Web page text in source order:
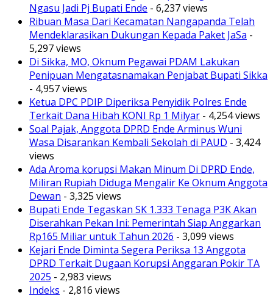
Ngasu Jadi Pj Bupati Ende - 6,237 views
Ribuan Masa Dari Kecamatan Nangapanda Telah
Mendeklarasikan Dukungan Kepada Paket JaSa -
5,297 views
Di Sikka, MO, Oknum Pegawai PDAM Lakukan
Penipuan Mengatasnamakan Penjabat Bupati Sikka
- 4,957 views
Ketua DPC PDIP Diperiksa Penyidik Polres Ende
Terkait Dana Hibah KONI Rp 1 Milyar - 4,254 views
Soal Pajak, Anggota DPRD Ende Arminus Wuni
Wasa Disarankan Kembali Sekolah di PAUD - 3,424
views
Ada Aroma korupsi Makan Minum Di DPRD Ende,
Miliran Rupiah Diduga Mengalir Ke Oknum Anggota
Dewan - 3,325 views
Bupati Ende Tegaskan SK 1.333 Tenaga P3K Akan
Diserahkan Pekan Ini: Pemerintah Siap Anggarkan
Rp165 Miliar untuk Tahun 2026 - 3,099 views
Kejari Ende Diminta Segera Periksa 13 Anggota
DPRD Terkait Dugaan Korupsi Anggaran Pokir TA
2025 - 2,983 views
Indeks - 2,816 views